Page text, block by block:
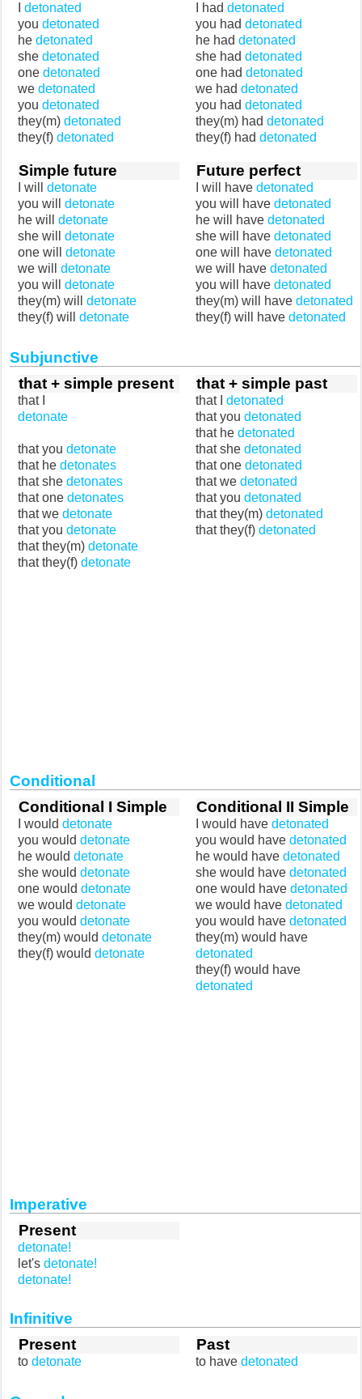
detonated
you detonated
he detonated
she detonated
one detonated
we detonated
you detonated
they(m) detonated
they(f) detonated
I had detonated
you had detonated
he had detonated
she had detonated
one had detonated
we had detonated
you had detonated
they(m) had detonated
they(f) had detonated
Simple future
I will detonate
you will detonate
he will detonate
she will detonate
one will detonate
we will detonate
you will detonate
they(m) will detonate
they(f) will detonate
Future perfect
I will have detonated
you will have detonated
he will have detonated
she will have detonated
one will have detonated
we will have detonated
you will have detonated
they(m) will have detonated
they(f) will have detonated
Subjunctive
that + simple present
that I
detonate
that you detonate
that he detonates
that she detonates
that one detonates
that we detonate
that you detonate
that they(m) detonate
that they(f) detonate
that + simple past
that I detonated
that you detonated
that he detonated
that she detonated
that one detonated
that we detonated
that you detonated
that they(m) detonated
that they(f) detonated
Conditional
Conditional I Simple
I would detonate
you would detonate
he would detonate
she would detonate
one would detonate
we would detonate
you would detonate
they(m) would detonate
they(f) would detonate
Conditional II Simple
I would have detonated
you would have detonated
he would have detonated
she would have detonated
one would have detonated
we would have detonated
you would have detonated
they(m) would have
detonated
they(f) would have
detonated
Imperative
Present
detonate!
let's detonate!
detonate!
Infinitive
Present
to detonate
Past
to have detonated